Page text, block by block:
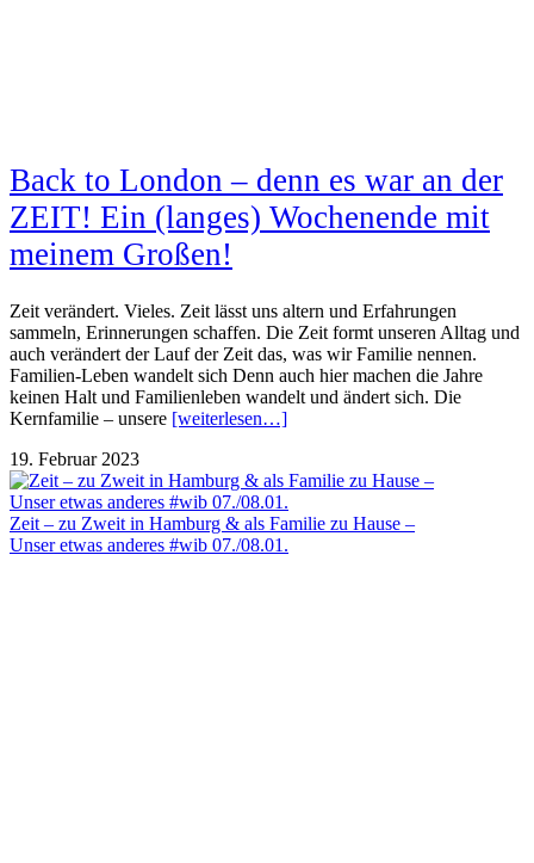
Back to London – denn es war an der
ZEIT! Ein (langes) Wochenende mit
meinem Großen!
Zeit verändert. Vieles. Zeit lässt uns altern und Erfahrungen
sammeln, Erinnerungen schaffen. Die Zeit formt unseren Alltag und
auch verändert der Lauf der Zeit das, was wir Familie nennen.
Familien-Leben wandelt sich Denn auch hier machen die Jahre
keinen Halt und Familienleben wandelt und ändert sich. Die
Kernfamilie – unsere [weiterlesen…]
19. Februar 2023
Zeit – zu Zweit in Hamburg & als Familie zu Hause –
Unser etwas anderes #wib 07./08.01.